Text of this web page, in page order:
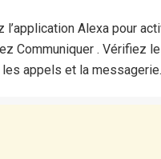
Alexa pour
Communiquer . Vérifiez
appels et la messagerie.